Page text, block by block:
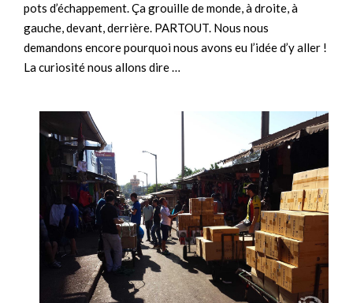
pots d’échappement. Ça grouille de monde, à droite, à
gauche, devant, derrière. PARTOUT. Nous nous
demandons encore pourquoi nous avons eu l’idée d’y aller !
La curiosité nous allons dire …